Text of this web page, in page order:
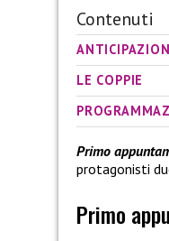
Contenuti
LE COPPIE
Primo
protagonisti
Primo